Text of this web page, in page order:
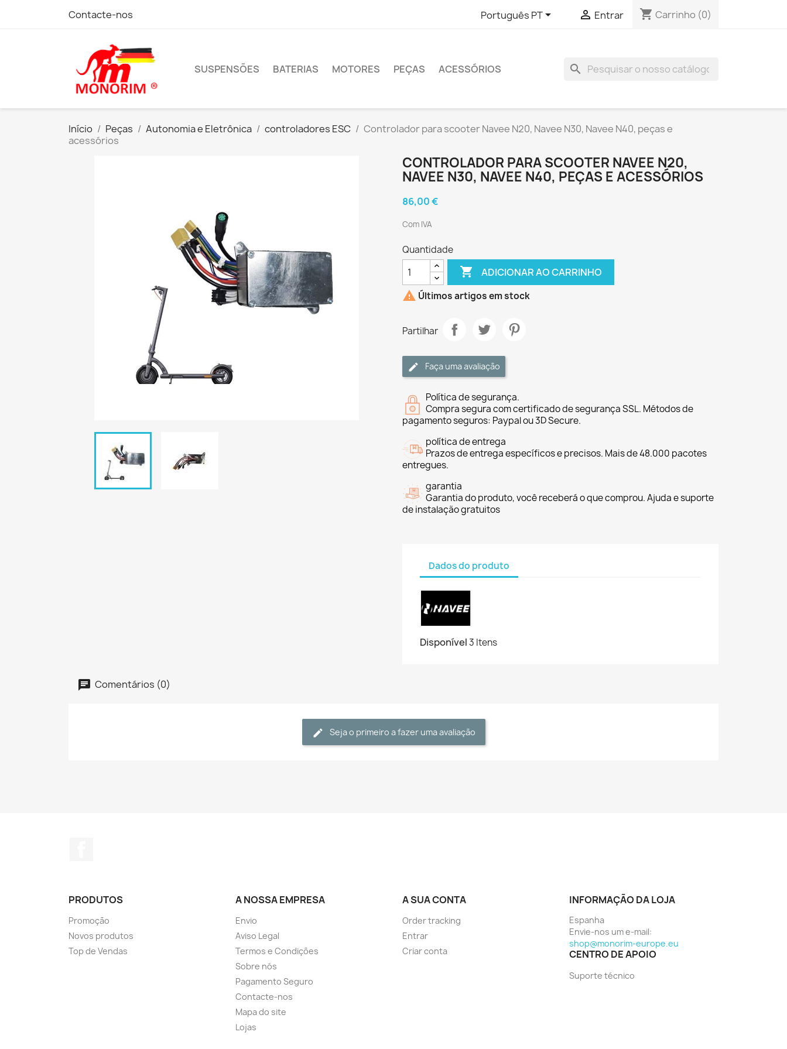
Contacte-nos Português PT  Entrar shopping_cart Carrinho (0)
SUSPENSÕES BATERIAS MOTORES PEÇAS ACESSÓRIOS search
Início Peças Autonomia e Eletrônica controladores ESC
Controlador para scooter Navee N20, Navee N30, Navee N40, peças e
acessórios
CONTROLADOR PARA SCOOTER NAVEE N20,
NAVEE N30, NAVEE N40, PEÇAS E ACESSÓRIOS
86,00 €
Com IVA
Quantidade
 ADICIONAR AO CARRINHO
 Últimos artigos em stock
Partilhar
Faça uma avaliação
Política de segurança.
Compra segura com certificado de segurança SSL. Métodos de
pagamento seguros: Paypal ou 3D Secure.
política de entrega
Prazos de entrega específicos e precisos. Mais de 48.000 pacotes
entregues.
garantia
Garantia do produto, você receberá o que comprou. Ajuda e suporte
de instalação gratuitos
Dados do produto
Disponível3 Itens
Comentários (0)
Seja o primeiro a fazer uma avaliação
PRODUTOS
Promoção
Novos produtos
Top de Vendas
A NOSSA EMPRESA
Envio
Aviso Legal
Termos e Condições
Sobre nós
Pagamento Seguro
Contacte-nos
Mapa do site
Lojas
A SUA CONTA
Order tracking
Entrar
Criar conta
INFORMAÇÃO DA LOJA
Espanha
Envie-nos um e-mail:
shop@monorim-europe.eu
CENTRO DE APOIO
Suporte técnico